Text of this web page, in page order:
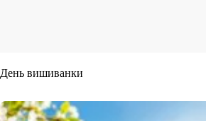
День вишиванки